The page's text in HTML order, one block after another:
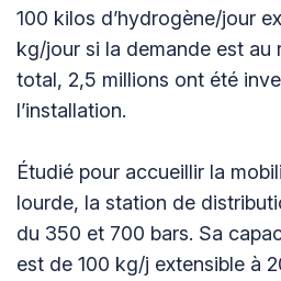
100 kilos d’hydrogène/jour
kg/jour si la demande est au
total, 2,5 millions ont été
l’installation.
Étudié pour accueillir la
lourde, la station de
du 350 et 700 bars. Sa
est de 100 kg/j extensible à